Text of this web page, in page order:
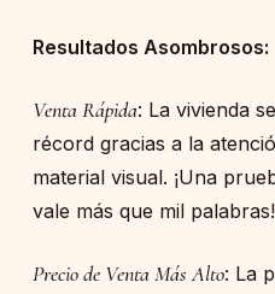
Resultados Asombrosos:
Venta Rápida: La vivienda
récord gracias a la
material visual. ¡Una
vale más que mil palabras!
Precio de Venta Más Alto: La